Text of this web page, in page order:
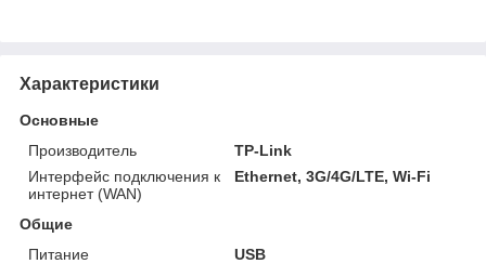
Характеристики
Основные
Производитель
TP-Link
Интерфейс подключения к
интернет (WAN)
Ethernet, 3G/4G/LTE, Wi-Fi
Общие
Питание
USB